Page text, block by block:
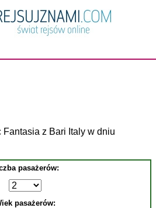
Fantasia z Bari Italy w dniu
pasażerów:
pasażerów: